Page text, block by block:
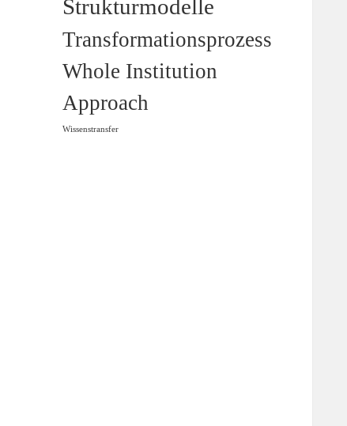
Strukturmodelle
Transformationsprozess
Whole Institution
Approach
Wissenstransfer